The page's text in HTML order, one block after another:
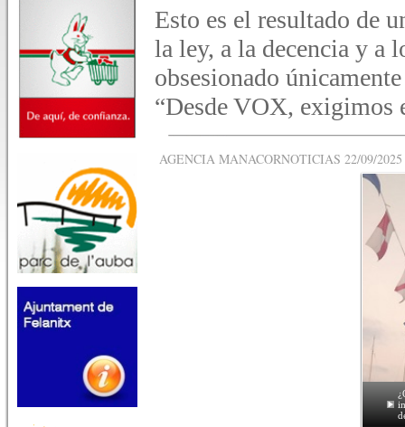
Esto es el resultado de
la ley, a la decencia y a
obsesionado
“Desde VOX, exigimos
AGENCIA MANACORNOTICIAS 22/09/